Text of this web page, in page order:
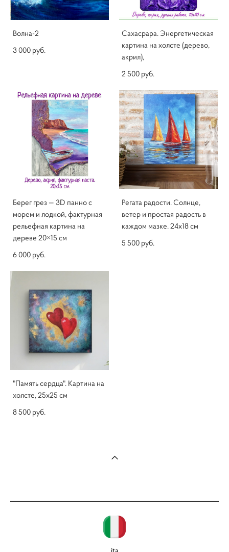
Волна-2
3 000 pуб.
Сахасрара. Энергетическая
картина на холсте (дерево,
акрил),
2 500 pуб.
Берег грез — 3D панно с
морем и лодкой, фактурная
рельефная картина на
дереве 20×15 см
6 000 pуб.
Регата радости. Солнце,
ветер и простая радость в
каждом мазке. 24x18 см
5 500 pуб.
"Память сердца". Картина на
холсте, 25x25 см
8 500 pуб.